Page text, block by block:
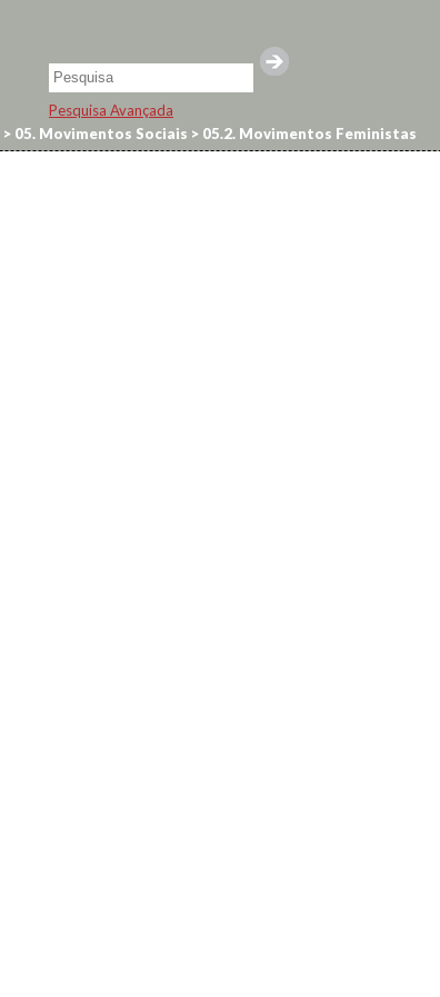
Pesquisa Avançada
> 05. Movimentos Sociais > 05.2. Movimentos Feministas